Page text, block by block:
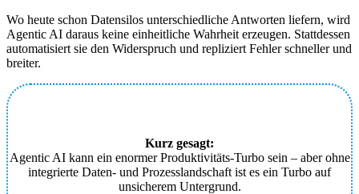
Wo heute schon Datensilos unterschiedliche Antworten liefern, wird
Agentic AI daraus keine einheitliche Wahrheit erzeugen. Stattdessen
automatisiert sie den Widerspruch und repliziert Fehler schneller und
breiter.
Kurz gesagt:
Agentic AI kann ein enormer Produktivitäts-Turbo sein – aber ohne
integrierte Daten- und Prozesslandschaft ist es ein Turbo auf
unsicherem Untergrund.